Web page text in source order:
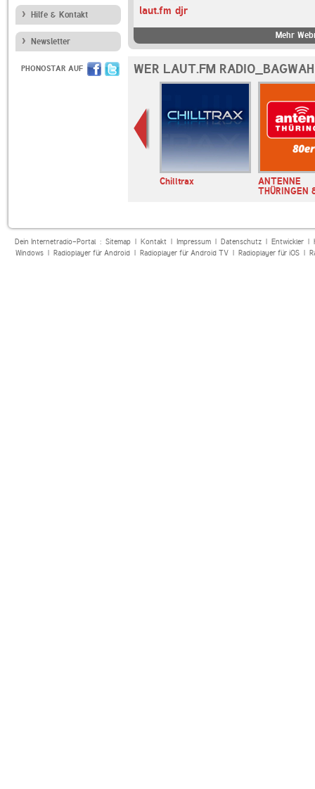
Hilfe & Kontakt
Newsletter
PHONOSTAR AUF
laut.fm djr
Mehr
WER LAUT.FM
Chilltrax
ANTENNE
THÜRINGEN
Dein Internetradio-Portal : Sitemap| Kontakt| Impressum| Datenschutz| Entwickler|
Windows| Radioplayer für Android| Radioplayer für Android TV| Radioplayer für iOS|